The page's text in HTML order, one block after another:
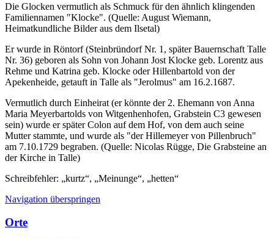
Die Glocken vermutlich als Schmuck für den ähnlich klingenden
Familiennamen "Klocke". (Quelle: August Wiemann,
Heimatkundliche Bilder aus dem Ilsetal)
Er wurde in Röntorf (Steinbründorf Nr. 1, später Bauernschaft Talle
Nr. 36) geboren als Sohn von Johann Jost Klocke geb. Lorentz aus
Rehme und Katrina geb. Klocke oder Hillenbartold von der
Apekenheide, getauft in Talle als "Jerolmus" am 16.2.1687.
Vermutlich durch Einheirat (er könnte der 2. Ehemann von Anna
Maria Meyerbartolds von Witgenhenhofen, Grabstein C3 gewesen
sein) wurde er später Colon auf dem Hof, von dem auch seine
Mutter stammte, und wurde als "der Hillemeyer von Pillenbruch"
am 7.10.1729 begraben. (Quelle: Nicolas Rügge, Die Grabsteine an
der Kirche in Talle)
Schreibfehler: „kurtz“, „Meinunge“, „hetten“
Navigation überspringen
Orte